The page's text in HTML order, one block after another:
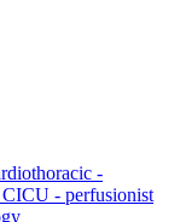
-
- perfusionist